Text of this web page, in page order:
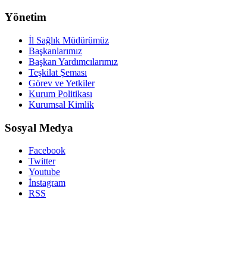
Yönetim
İl Sağlık Müdürümüz
Başkanlarımız
Başkan Yardımcılarımız
Teşkilat Şeması
Görev ve Yetkiler
Kurum Politikası
Kurumsal Kimlik
Sosyal Medya
Facebook
Twitter
Youtube
İnstagram
RSS